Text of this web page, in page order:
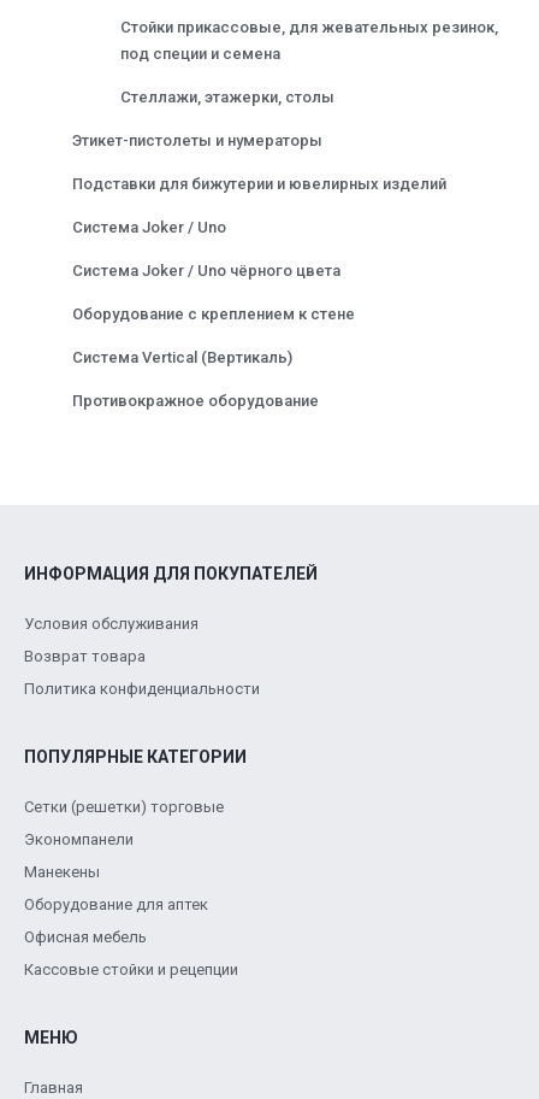
Стойки прикассовые, для жевательных резинок,
под специи и семена
Стеллажи, этажерки, столы
Этикет-пистолеты и нумераторы
Подставки для бижутерии и ювелирных изделий
Система Joker / Uno
Система Joker / Uno чёрного цвета
Оборудование с креплением к стене
Система Vertical (Вертикаль)
Противокражное оборудование
ИНФОРМАЦИЯ ДЛЯ ПОКУПАТЕЛЕЙ
Условия обслуживания
Возврат товара
Политика конфиденциальности
ПОПУЛЯРНЫЕ КАТЕГОРИИ
Сетки (решетки) торговые
Экономпанели
Манекены
Оборудование для аптек
Офисная мебель
Кассовые стойки и рецепции
МЕНЮ
Главная